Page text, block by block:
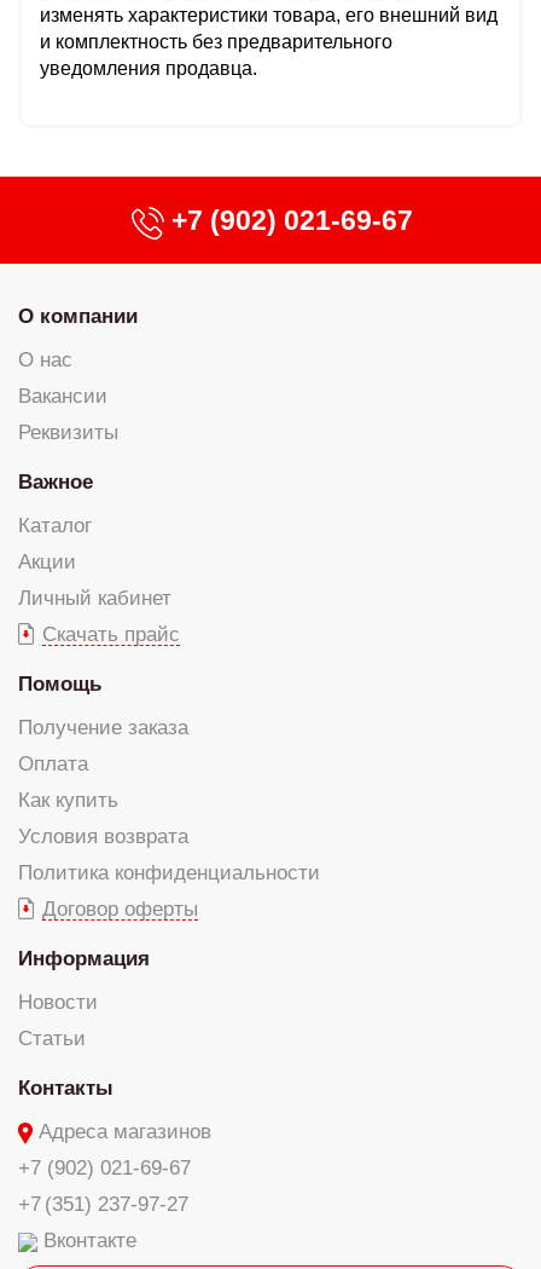
изменять характеристики товара, его внешний вид
и комплектность без предварительного
уведомления продавца.
+7 (902) 021-69-67
О компании
О нас
Вакансии
Реквизиты
Важное
Каталог
Акции
Личный кабинет
Скачать прайс
Помощь
Получение заказа
Оплата
Как купить
Условия возврата
Политика конфиденциальности
Договор оферты
Информация
Новости
Статьи
Контакты
Адреса магазинов
+7 (902) 021-69-67
+7 (351) 237-97-27
Вконтакте